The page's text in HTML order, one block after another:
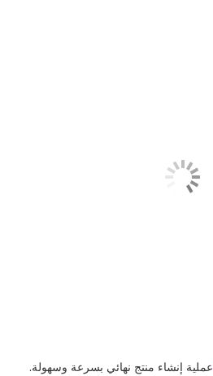
عملية إنشاء منتج نهائي بسرعة وسهولة.